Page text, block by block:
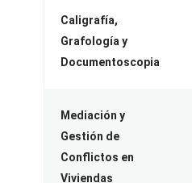
Caligrafía,
Grafología y
Documentoscopia
Mediación y
Gestión de
Conflictos en
Viviendas